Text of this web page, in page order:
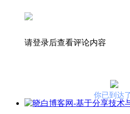
请登录后查看评论内容
你已到达